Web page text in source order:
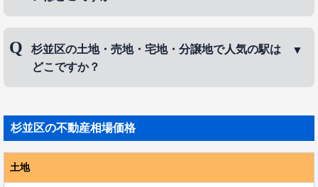
は、新宿に近く、通勤・通学にも便利な両区だが、より近い 中野
区の方により人が集まったからと考えられる。 その為、人口密度
が日本一高い中野区は家が密集しているようなイメージがある
からこの杉並エリアに住み続けている住民です。後から流入して
きた住民たちは一定期間住むと出て行って しまう傾向が見られる
が、古くからの住人はしっかりと土地に根を張り定住している。
そのことからか、街全体 にはまったりとした空気が流れ、のんび
りとした街のイメージは今も変わらず続いている。ただ、学生や
は、荻窪、浜田山、 久我山 などです。
杉並区の土地・売地・宅地・分譲地で人気の駅は
どこですか？
荻窪駅、西荻窪駅、
杉並区の不動産相場価格
土地